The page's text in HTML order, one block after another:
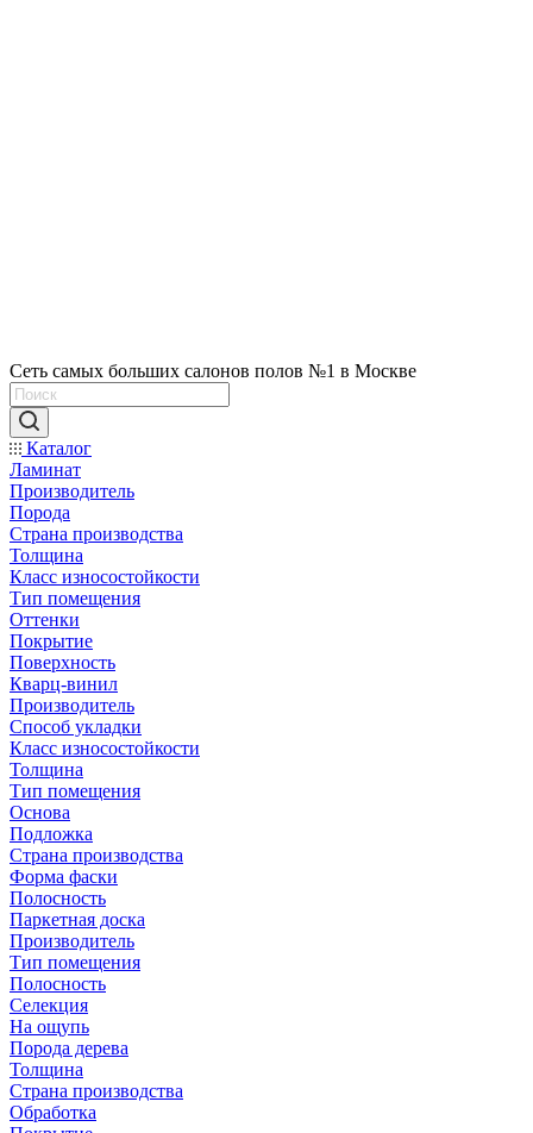
Сеть самых больших салонов полов №1 в Москве
Каталог
Ламинат
Производитель
Порода
Страна производства
Толщина
Класс износостойкости
Тип помещения
Оттенки
Покрытие
Поверхность
Кварц-винил
Производитель
Способ укладки
Класс износостойкости
Толщина
Тип помещения
Основа
Подложка
Страна производства
Форма фаски
Полосность
Паркетная доска
Производитель
Тип помещения
Полосность
Селекция
На ощупь
Порода дерева
Толщина
Страна производства
Обработка